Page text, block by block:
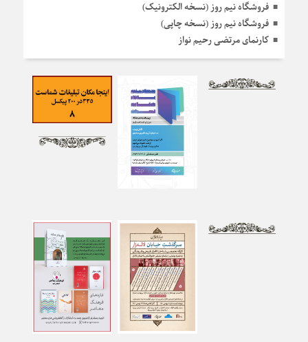
فروشگاه نیم روز (نسخه الکترونیک)
فروشگاه نیم روز (نسخه چاپی)
کارنمای مرتضی رحیم نواز